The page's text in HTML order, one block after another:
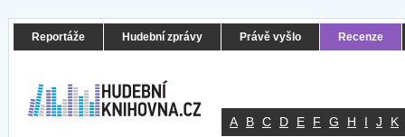
Reportáže Hudební zprávy Právě vyšlo Recenze
A B C D E F G H I J K